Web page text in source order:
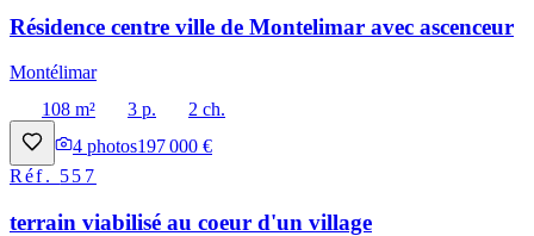
Résidence centre ville de Montelimar avec ascenceur
Montélimar
108 m²
3 p.
2 ch.
4 photos197 000 €
Réf. 557
terrain viabilisé au coeur d'un village